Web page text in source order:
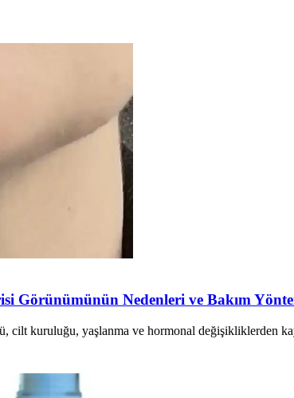
Görünümünün Nedenleri ve Bakım
cilt kuruluğu, yaşlanma ve hormonal değişikliklerden